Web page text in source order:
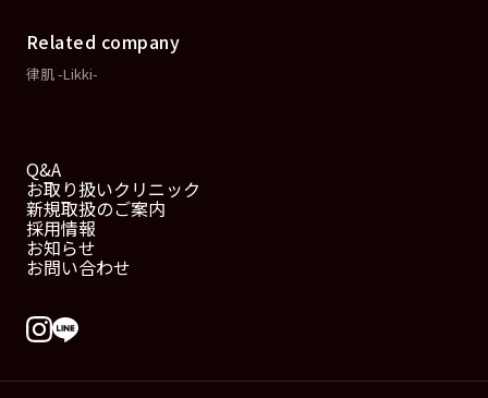
Related company
律肌 -Likki-
Q&A
お取り扱いクリニック
新規取扱のご案内
採用情報
お知らせ
お問い合わせ